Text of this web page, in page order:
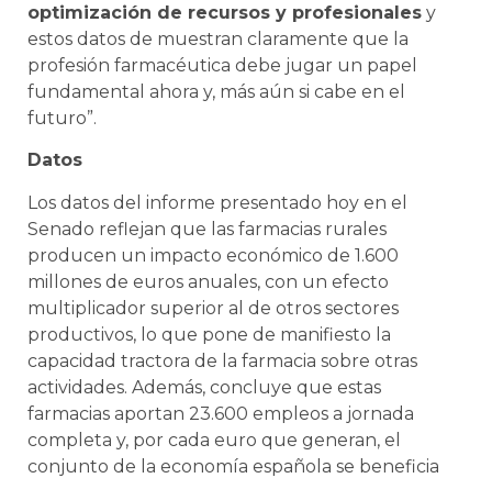
optimización de recursos y profesionales y
estos datos de muestran claramente que la
profesión farmacéutica debe jugar un papel
fundamental ahora y, más aún si cabe en el
futuro”.
Datos
Los datos del informe presentado hoy en el
Senado reflejan que las farmacias rurales
producen un impacto económico de 1.600
millones de euros anuales, con un efecto
multiplicador superior al de otros sectores
productivos, lo que pone de manifiesto la
capacidad tractora de la farmacia sobre otras
actividades. Además, concluye que estas
farmacias aportan 23.600 empleos a jornada
completa y, por cada euro que generan, el
conjunto de la economía española se beneficia